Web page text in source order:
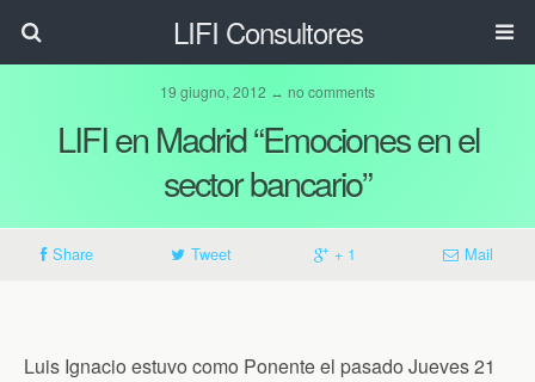
LIFI Consultores
19 giugno, 2012 ↔ no comments
LIFI en Madrid “Emociones en el
sector bancario”
Share Tweet + 1 Mail
Luis Ignacio estuvo como Ponente el pasado Jueves 21